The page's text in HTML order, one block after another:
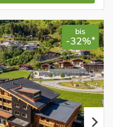
bis
-32%*